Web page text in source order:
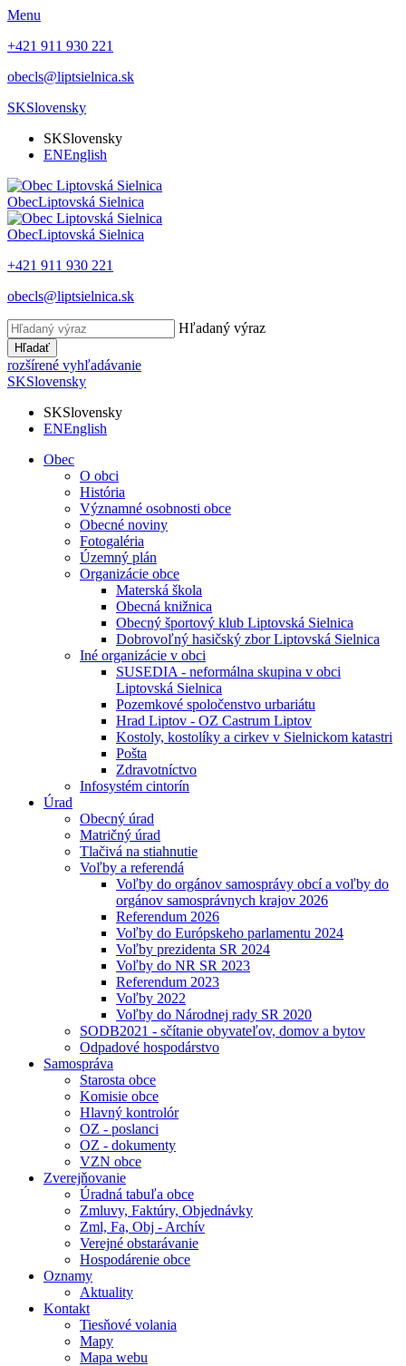
Menu
+421 911 930 221
obecls@liptsielnica.sk
SKSlovensky
SKSlovensky
ENEnglish
ObecLiptovská Sielnica
ObecLiptovská Sielnica
+421 911 930 221
obecls@liptsielnica.sk
Hľadaný výraz
Hľadať
rozšírené vyhľadávanie
SKSlovensky
SKSlovensky
ENEnglish
Obec
O obci
História
Významné osobnosti obce
Obecné noviny
Fotogaléria
Územný plán
Organizácie obce
Materská škola
Obecná knižnica
Obecný športový klub Liptovská Sielnica
Dobrovoľný hasičský zbor Liptovská Sielnica
Iné organizácie v obci
SUSEDIA - neformálna skupina v obci
Liptovská Sielnica
Pozemkové spoločenstvo urbariátu
Hrad Liptov - OZ Castrum Liptov
Kostoly, kostolíky a cirkev v Sielnickom katastri
Pošta
Zdravotníctvo
Infosystém cintorín
Úrad
Obecný úrad
Matričný úrad
Tlačivá na stiahnutie
Voľby a referendá
Voľby do orgánov samosprávy obcí a voľby do
orgánov samosprávnych krajov 2026
Referendum 2026
Voľby do Európskeho parlamentu 2024
Voľby prezidenta SR 2024
Voľby do NR SR 2023
Referendum 2023
Voľby 2022
Voľby do Národnej rady SR 2020
SODB2021 - sčítanie obyvateľov, domov a bytov
Odpadové hospodárstvo
Samospráva
Starosta obce
Komisie obce
Hlavný kontrolór
OZ - poslanci
OZ - dokumenty
VZN obce
Zverejňovanie
Úradná tabuľa obce
Zmluvy, Faktúry, Objednávky
Zml, Fa, Obj - Archív
Verejné obstarávanie
Hospodárenie obce
Oznamy
Aktuality
Kontakt
Tiesňové volania
Mapy
Mapa webu